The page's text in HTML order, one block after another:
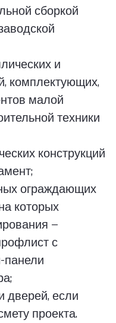
сборкой
и
комплектующих,
малой
техники
конструкций
ограждающих
которых
—
с
панели
дверей, если
проекта.